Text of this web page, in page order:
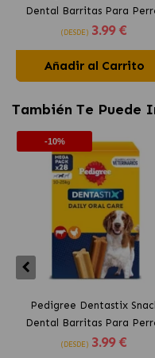
Dental Barritas Para
Medianos 10-25 kg
(DESDE) 3.99 €
Añadir al Carrito
También Te Puede
-10%
Pedigree Dentastix
Dental Barritas Para
Medianos 10-25 kg
(DESDE) 3.99 €